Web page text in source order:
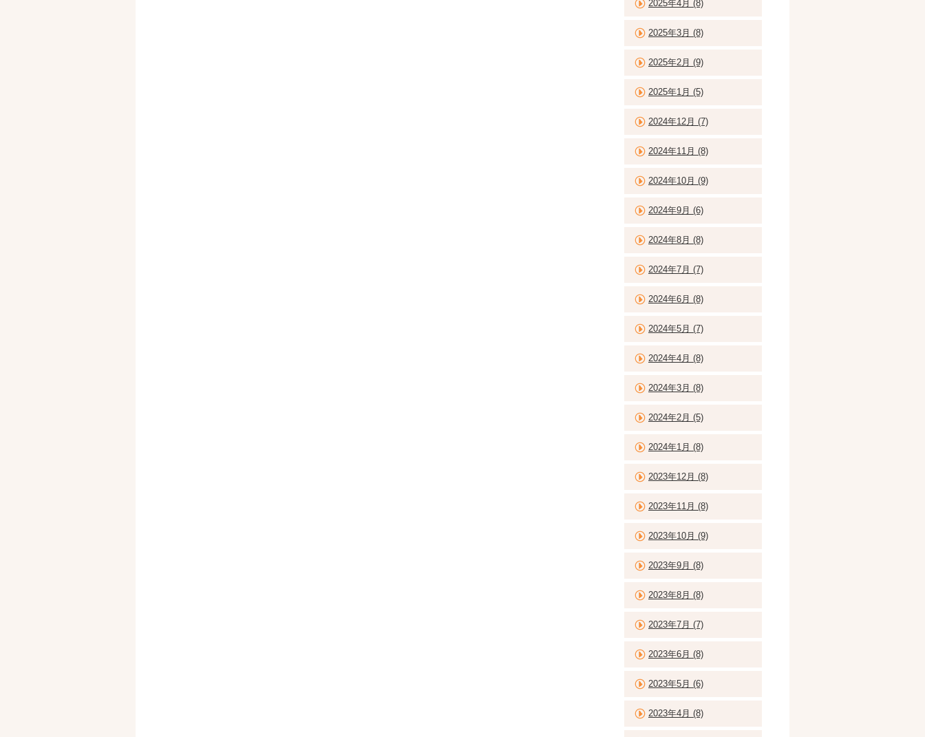
2025年4月 (8)
2025年3月 (8)
2025年2月 (9)
2025年1月 (5)
2024年12月 (7)
2024年11月 (8)
2024年10月 (9)
2024年9月 (6)
2024年8月 (8)
2024年7月 (7)
2024年6月 (8)
2024年5月 (7)
2024年4月 (8)
2024年3月 (8)
2024年2月 (5)
2024年1月 (8)
2023年12月 (8)
2023年11月 (8)
2023年10月 (9)
2023年9月 (8)
2023年8月 (8)
2023年7月 (7)
2023年6月 (8)
2023年5月 (6)
2023年4月 (8)